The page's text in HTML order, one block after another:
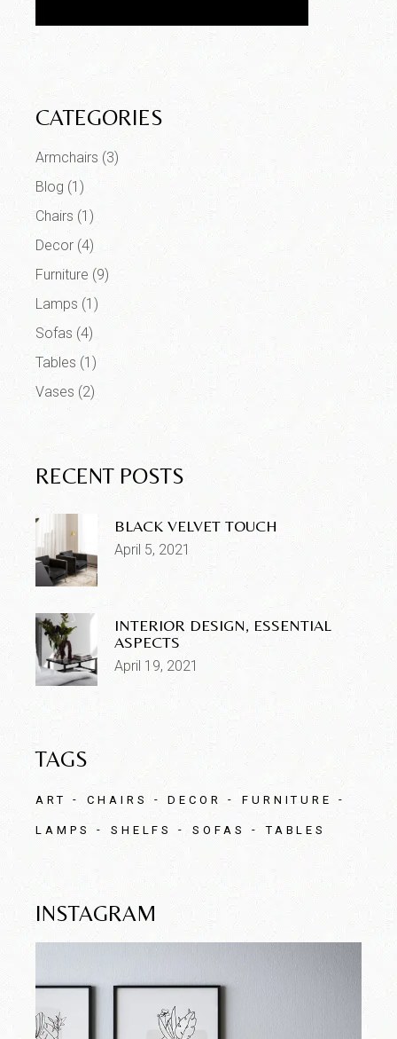
CATEGORIES
Armchairs (3)
Blog (1)
Chairs (1)
Decor (4)
Furniture (9)
Lamps (1)
Sofas (4)
Tables (1)
Vases (2)
RECENT POSTS
BLACK VELVET TOUCH
April 5, 2021
INTERIOR DESIGN, ESSENTIAL
ASPECTS
April 19, 2021
TAGS
ART CHAIRS DECOR FURNITURE
LAMPS SHELFS SOFAS TABLES
INSTAGRAM